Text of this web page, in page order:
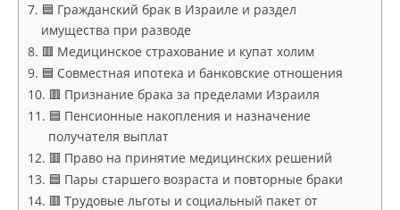
🟦 Гражданский брак в Израиле и раздел
имущества при разводе
🟥 Медицинское страхование и купат холим
🟦 Совместная ипотека и банковские отношения
🟥 Признание брака за пределами Израиля
🟦 Пенсионные накопления и назначение
получателя выплат
🟥 Право на принятие медицинских решений
🟦 Пары старшего возраста и повторные браки
🟥 Трудовые льготы и социальный пакет от